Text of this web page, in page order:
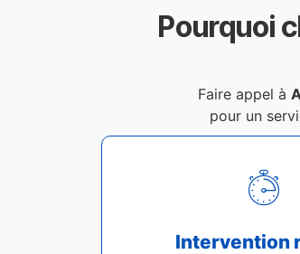
Pourquoi
Faire appel à
pour un
Intervention